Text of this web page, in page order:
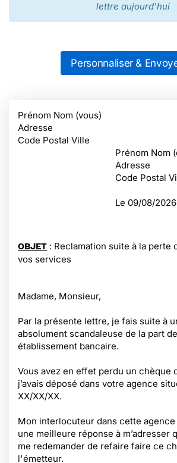
lettre aujourd'hui
Personnaliser &
Prénom Nom (vous)
Adresse
Code Postal Ville
Prénom Nom
Adresse
Code Postal
Le 09/08/2026
OBJET : Reclamation suite à la perte
vos services
Madame, Monsieur,
Par la présente lettre, je fais suite à
absolument scandaleuse de la part
établissement bancaire.
Vous avez en effet perdu un chèque
j’avais déposé dans votre agence
XX/XX/XX.
Mon interlocuteur dans cette agence
une meilleure réponse à m’adresser
me redemander de refaire faire ce
l'émetteur.